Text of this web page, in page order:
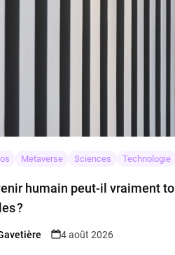
Metaverse Sciences Technologie
humain peut-il vraiment
?
4 août 2026